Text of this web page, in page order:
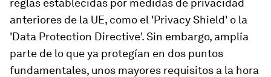
reglas establecidas por medidas de privacidad
anteriores de la UE, como el 'Privacy Shield' o la
'Data Protection Directive'. Sin embargo, amplía
parte de lo que ya protegían en dos puntos
fundamentales, unos mayores requisitos a la hora